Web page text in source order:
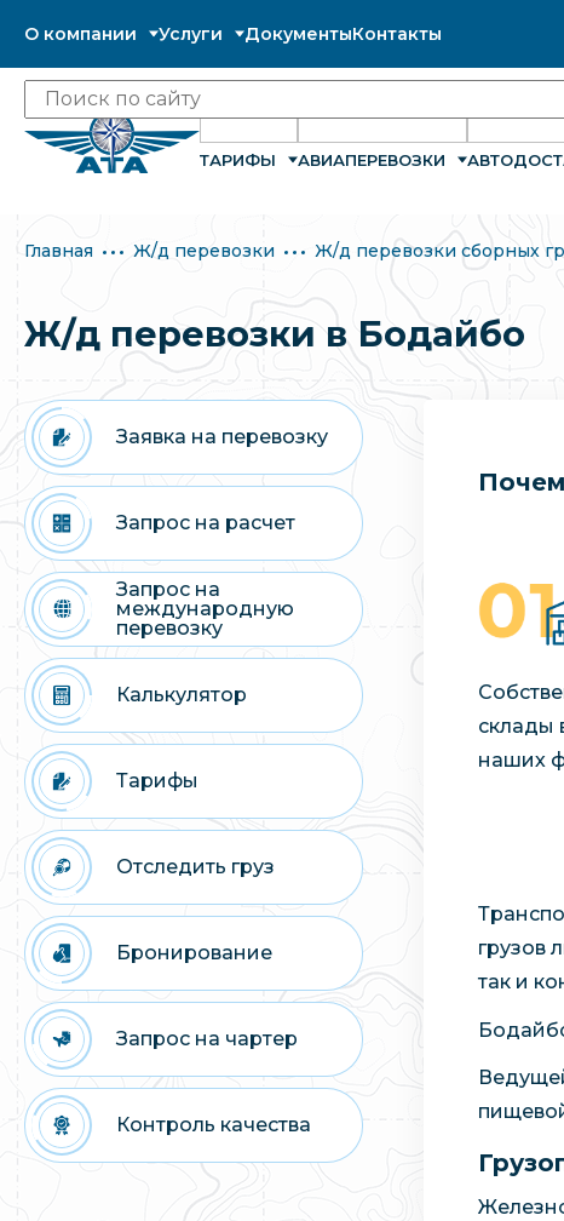
О компании Услуги ДокументыКонтакты
ТАРИФЫ АВИАПЕРЕВОЗКИ
Главная Ж/д перевозки Ж/д перевозки сборных
Ж/д перевозки в Бодайбо
Заявка на перевозку
Запрос на расчет
Запрос на
международную
перевозку
Калькулятор
Тарифы
Отследить груз
Бронирование
Запрос на чартер
Контроль качества
склады
наших
грузов
так и